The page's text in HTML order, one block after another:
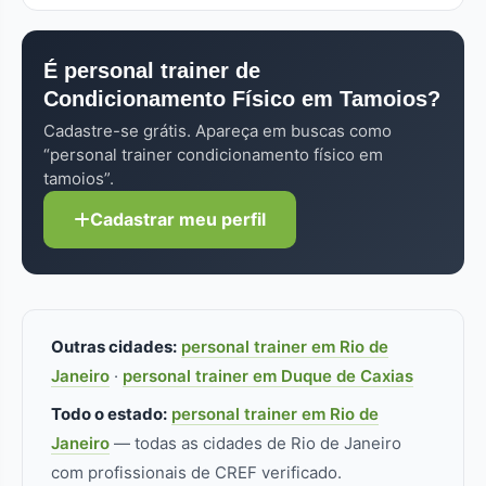
alunos) custam 40% a 60% do valor presencial
modalidades de atendimento disponíveis.
"Verificado". Sempre confira o CREF (Conselho
Regional de Educação Física) no perfil — sem
registro ativo, não pode atuar. Pra
condicionamento físico especificamente,
formação/especialização adicional faz diferença
real.
É personal trainer de
Condicionamento Físico em Tamoios?
Cadastre-se grátis. Apareça em buscas como
“personal trainer condicionamento físico em
tamoios”.
Cadastrar meu perfil
Outras cidades: personal trainer em Rio de
Janeiro · personal trainer em Duque de Caxias
Todo o estado: personal trainer em Rio de
Janeiro — todas as cidades de Rio de Janeiro
com profissionais de CREF verificado.